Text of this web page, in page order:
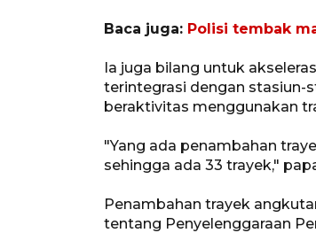
Baca juga: Polisi tembak
Ia juga bilang untuk
terintegrasi dengan stasiun-
beraktivitas menggunakan
"Yang ada penambahan
sehingga ada 33 trayek,"
Penambahan trayek
tentang Penyelenggaraan